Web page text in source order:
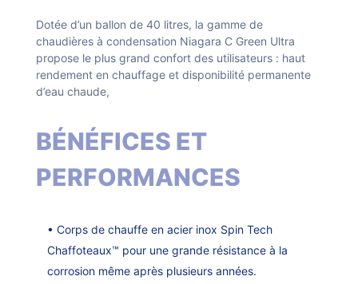
Dotée d’un ballon de 40 litres, la gamme de
chaudières à condensation Niagara C Green Ultra
propose le plus grand confort des utilisateurs : haut
rendement en chauffage et disponibilité permanente
d’eau chaude,
BÉNÉFICES ET
PERFORMANCES
• Corps de chauffe en acier inox Spin Tech
Chaffoteaux™ pour une grande résistance à la
corrosion même après plusieurs années.